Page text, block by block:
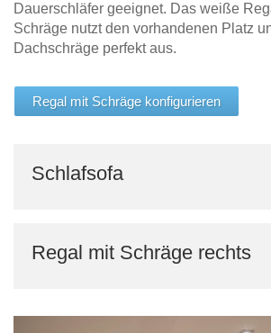
Dauerschläfer geeignet. Das weiße
Schräge nutzt den vorhandenen Platz
Dachschräge perfekt aus.
Regal mit Schräge konfigurieren
Schlafsofa
Regal mit Schräge rechts
Sofas & Schlafsofas
Tische & Bänke
Vitrinen